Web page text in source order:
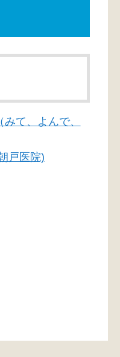
て、よんで、
戸医院)